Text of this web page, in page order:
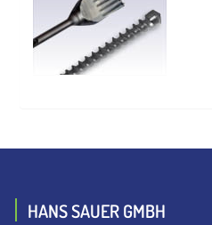
HANS SAUER GMBH